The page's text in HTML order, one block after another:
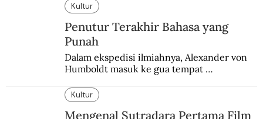
Kultur
Penutur Terakhir Bahasa yang
Punah
Dalam ekspedisi ilmiahnya, Alexander von
Humboldt masuk ke gua tempat
burung nuri diyakini sebagai penutur
terakhir bahasa suku itu.
Kultur
Mengenal Sutradara Pertama Film